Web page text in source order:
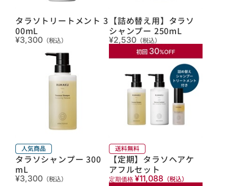
タラソトリートメント 3
00mL
¥3,300 （税込）
【詰め替え用】タラソ
シャンプー 250mL
¥2,530 （税込）
タラソシャンプー 300
mL
¥3,300 （税込）
【定期】タラソヘアケ
アフルセット
定期価格 ¥11,088 （税込）